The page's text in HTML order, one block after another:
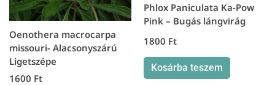
Oenothera macrocarpa
missouri- Alacsonyszárú
Ligetszépe
1600 Ft
Phlox Paniculata Ka-Pow
Pink – Bugás lángvirág
1800 Ft
Kosárba teszem